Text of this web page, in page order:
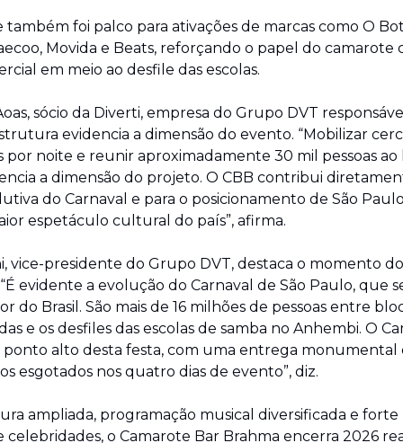
também foi palco para ativações de marcas como O
Movida e Beats, reforçando o papel do camarote
em meio ao desfile das escolas.
sócio da Diverti, empresa do Grupo DVT
evidencia a dimensão do evento. “Mobilizar
por noite e reunir aproximadamente 30 mil pessoas
a dimensão do projeto. O CBB contribui
do Carnaval e para o posicionamento de São
espetáculo cultural do país”, afirma.
vice-presidente do Grupo DVT, destaca o momento
evidente a evolução do Carnaval de São Paulo, que
do Brasil. São mais de 16 milhões de pessoas entre
e os desfiles das escolas de samba no Anhembi. O
ponto alto desta festa, com uma entrega monumental
esgotados nos quatro dias de evento”, diz.
ampliada, programação musical diversificada e forte
celebridades, o Camarote Bar Brahma encerra 2026